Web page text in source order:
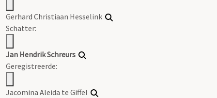
Gerhard Christiaan Hesselink
Schatter:
Jan Hendrik Schreurs
Geregistreerde:
Jacomina Aleida te Giffel